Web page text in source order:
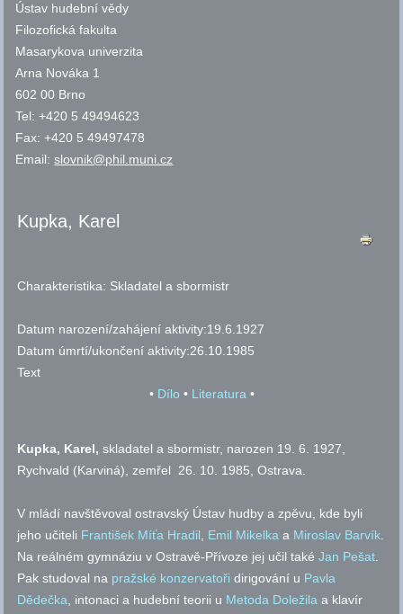
Ústav hudební vědy
Filozofická fakulta
Masarykova univerzita
Arna Nováka 1
602 00 Brno
Tel: +420 5 49494623
Fax: +420 5 49497478
Email:slovnik@phil.muni.cz
Kupka, Karel
Charakteristika: Skladatel a sbormistr
Datum narození/zahájení aktivity:19.6.1927
Datum úmrtí/ukončení aktivity:26.10.1985
Text
• Dílo • Literatura•
Kupka, Karel,skladatel a sbormistr, narozen 19. 6. 1927,
Rychvald (Karviná), zemřel 26. 10. 1985, Ostrava.
V mládí navštěvoval ostravský Ústav hudby a zpěvu, kde byli
jeho učiteli František Míťa Hradil, Emil Mikelka a Miroslav Barvík.
Na reálném gymnáziu v Ostravě-Přívoze jej učil takéJan Pešat.
Pak studoval na pražské konzervatoři dirigování u Pavla
Dědečka, intonaci a hudební teorii u Metoda Doležila a klavír